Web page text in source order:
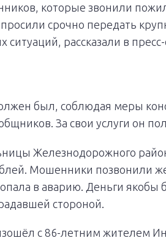
которые звонили
срочно передать
рассказали в
был, соблюдая меры
За свои услуги он
Железнодорожного
Мошенники позвонили
в аварию. Деньги
стороной.
с 86-летним жителем